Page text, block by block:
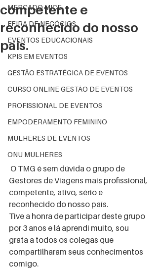
MERCADO MICE
FEIRA DE NEGÓCIOS
EVENTOS EDUCACIONAIS
KPIS EM EVENTOS
GESTÃO ESTRATÉGICA DE EVENTOS
CURSO ONLINE GESTÃO DE EVENTOS
PROFISSIONAL DE EVENTOS
EMPODERAMENTO FEMININO
MULHERES DE EVENTOS
ONU MULHERES
competente e
reconhecido do nosso
país.
Gestores de Viagens mais profissional,
competente, ativo, sério e
reconhecido do nosso país.
Tive a honra de participar deste grupo
por 3 anos e lá aprendi muito, sou
grata a todos os colegas que
compartilharam seus conhecimentos
comigo.